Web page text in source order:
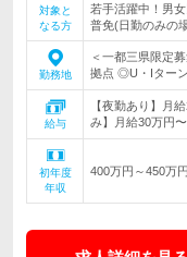
対象と
なる方
若手活躍中！男
普免(日勤のみの
勤務地
＜一都三県限定
拠点 ◎U・Iター
給与
【夜勤あり】月
み】月給30万円
初年度
年収
400万円～450万円